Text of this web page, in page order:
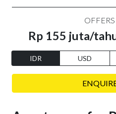
Rp 155 juta/
IDR USD